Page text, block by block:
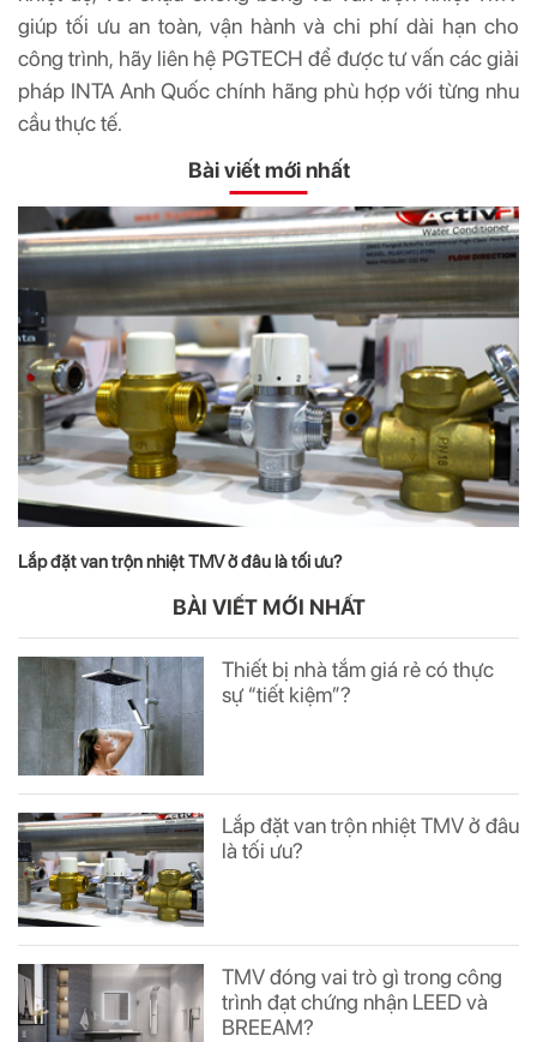
giúp tối ưu an toàn, vận hành và chi phí dài hạn cho
công trình, hãy liên hệ PGTECH để được tư vấn các giải
pháp INTA Anh Quốc chính hãng phù hợp với từng nhu
cầu thực tế.
Bài viết mới nhất
Lắp đặt van trộn nhiệt TMV ở đâu là tối ưu?
BÀI VIẾT MỚI NHẤT
Thiết bị nhà tắm giá rẻ có thực
sự “tiết kiệm”?
Lắp đặt van trộn nhiệt TMV ở đâu
là tối ưu?
TMV đóng vai trò gì trong công
trình đạt chứng nhận LEED và
BREEAM?